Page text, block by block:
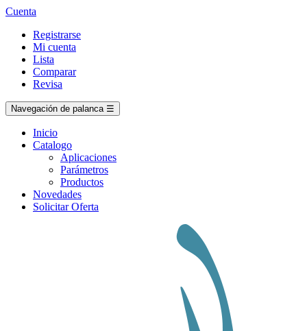
Cuenta
Registrarse
Mi cuenta
Lista
Comparar
Revisa
Navegación de palanca ☰
Inicio
Catalogo
Aplicaciones
Parámetros
Productos
Novedades
Solicitar Oferta